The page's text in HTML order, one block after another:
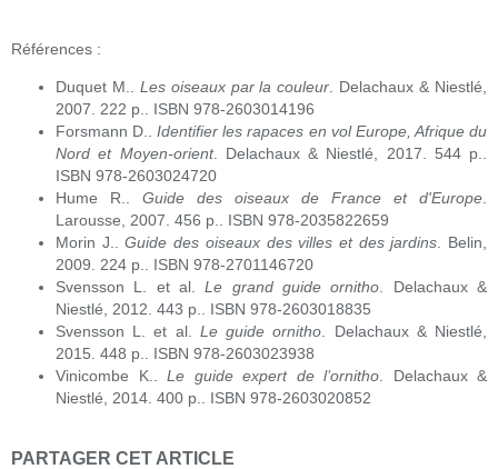
Références :
Duquet M.. Les oiseaux par la couleur . Delachaux & Niestlé,
2007. 222 p.. ISBN 978-2603014196
Forsmann D..Identifier les rapaces en vol Europe, Afrique du
Nord et Moyen-orient. Delachaux & Niestlé, 2017. 544 p..
ISBN 978-2603024720
Hume R.. Guide des oiseaux de France et d'Europe
Larousse, 2007. 456 p.. ISBN 978-2035822659
Morin J..Guide des oiseaux des villes et des jardins . Belin,
2009. 224 p.. ISBN 978-2701146720
Svensson L. et al.Le grand guide ornitho . Delachaux &
Niestlé, 2012. 443 p.. ISBN 978-2603018835
Svensson L. et al. Le guide ornitho . Delachaux & Niestlé,
2015. 448 p.. ISBN 978-2603023938
Vinicombe K.. Le guide expert de l’ornitho . Delachaux &
Niestlé, 2014. 400 p.. ISBN 978-2603020852
PARTAGER CET ARTICLE